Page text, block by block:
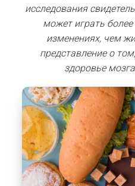
исследования
может играть
изменениях, чем
представление о
здоровье